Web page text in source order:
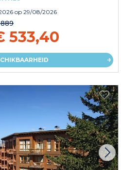
op 29/08/2026
533,40